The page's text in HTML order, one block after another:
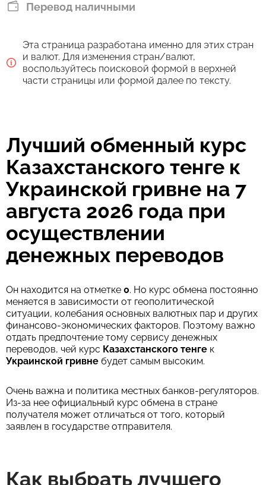
Перевод наличными
Эта страница разработана именно для этих стран
и валют. Для изменения стран/валют,
воспользуйтесь поисковой формой в верхней
части страницы или формой далее по тексту.
Лучший обменный курс
Казахстанского тенге к
Украинской гривне на 7
августа 2026 года при
осуществлении
денежных переводов
Он находится на отметке 0. Но курс обмена постоянно
меняется в зависимости от геополитической
ситуации, колебания основных валютных пар и других
финансово-экономических факторов. Поэтому важно
отдать предпочтение тому сервису денежных
переводов, чей курс Казахстанского тенге к
Украинской гривне будет самым высоким.
Очень важна и политика местных банков-регуляторов.
Из-за нее официальный курс обмена в стране
получателя может отличаться от того, который
заявлен в государстве отправителя.
Как выбрать лучшего